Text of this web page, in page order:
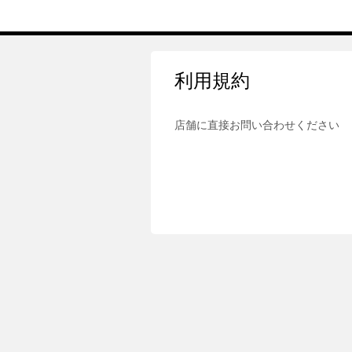
利用規約
店舗に直接お問い合わせください